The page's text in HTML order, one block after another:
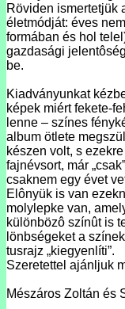
Röviden ismertetjük
életmódját: éves
formában és hol
gazdasági
be.
Kiadványunkat
képek miért fekete-
lenne – színes
album ötlete
készen volt, s
fajnévsort, már
csaknem egy évet
Elônyük is van
molylepke van,
különbözô színût is
lönbségeket a
tusrajz „kiegyenlíti”.
Szeretettel ajánljuk
Mészáros Zoltán és